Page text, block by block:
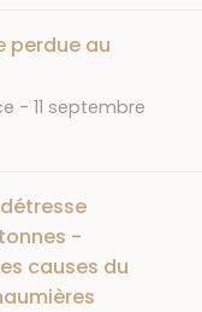
perdue au
DATE
11 septembre
-
causes du